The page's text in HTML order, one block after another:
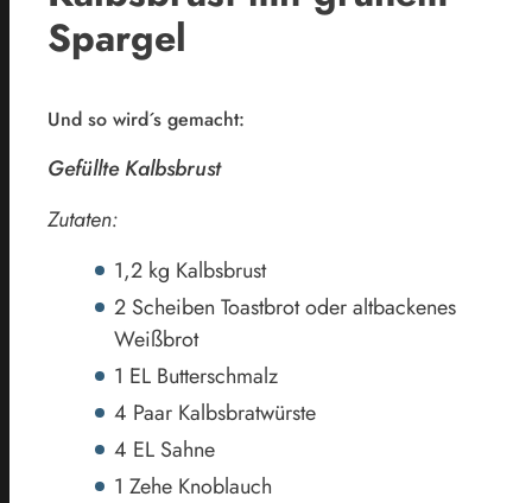
Spargel
Und so wird´s gemacht:
Gefüllte Kalbsbrust
Zutaten:
1,2 kg Kalbsbrust
2 Scheiben Toastbrot oder altbackenes
Weißbrot
1 EL Butterschmalz
4 Paar Kalbsbratwürste
4 EL Sahne
1 Zehe Knoblauch